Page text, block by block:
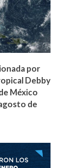
por
Debby
México
de